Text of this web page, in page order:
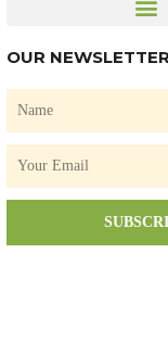
OUR NEWSLETTER